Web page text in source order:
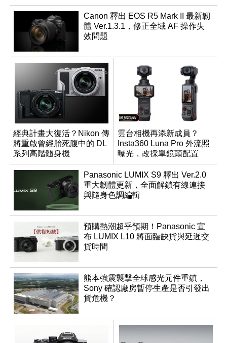
Canon 釋出 EOS R5 Mark II 最新韌
體 Ver.1.3.1，修正全域 AF 操作失
效問題
經典計畫大復活？Nikon 傳
將重啟曾經胎死腹中的 DL
系列高階隨身機
雲台相機再添新成員？
Insta360 Luna Pro 外流照
曝光，改採單鏡頭配置
Panasonic LUMIX S9 釋出 Ver.2.0
重大韌體更新，全面解鎖有線連接
與隨身色調編輯
預購熱潮超乎預期！Panasonic 宣
布 LUMIX L10 將面臨缺貨與延遲交
貨時間
熊本強震襲擊全球感光元件重鎮，
Sony 確認廠房暫停生產是否引發出
貨危機？